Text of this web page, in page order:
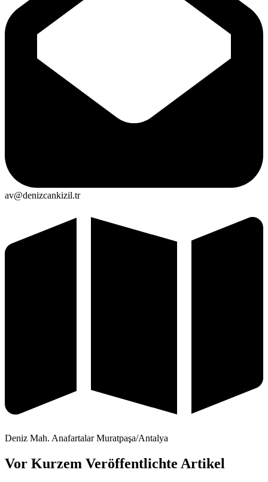
av@denizcankizil.tr
Deniz Mah. Anafartalar Muratpaşa/Antalya
Vor Kurzem Veröffentlichte Artikel